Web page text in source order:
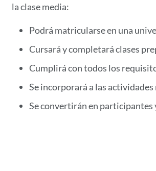
la clase media:
Podrá matricularse en una
Cursará y completará clases
Cumplirá con todos los
Se incorporará a las
Se convertirán en participantes